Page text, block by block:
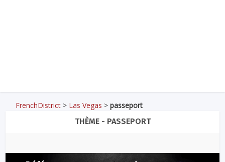
FrenchDistrict > Las Vegas >passeport
THÈME - PASSEPORT